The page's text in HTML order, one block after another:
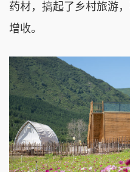
药材，搞起了乡村旅游
增收。